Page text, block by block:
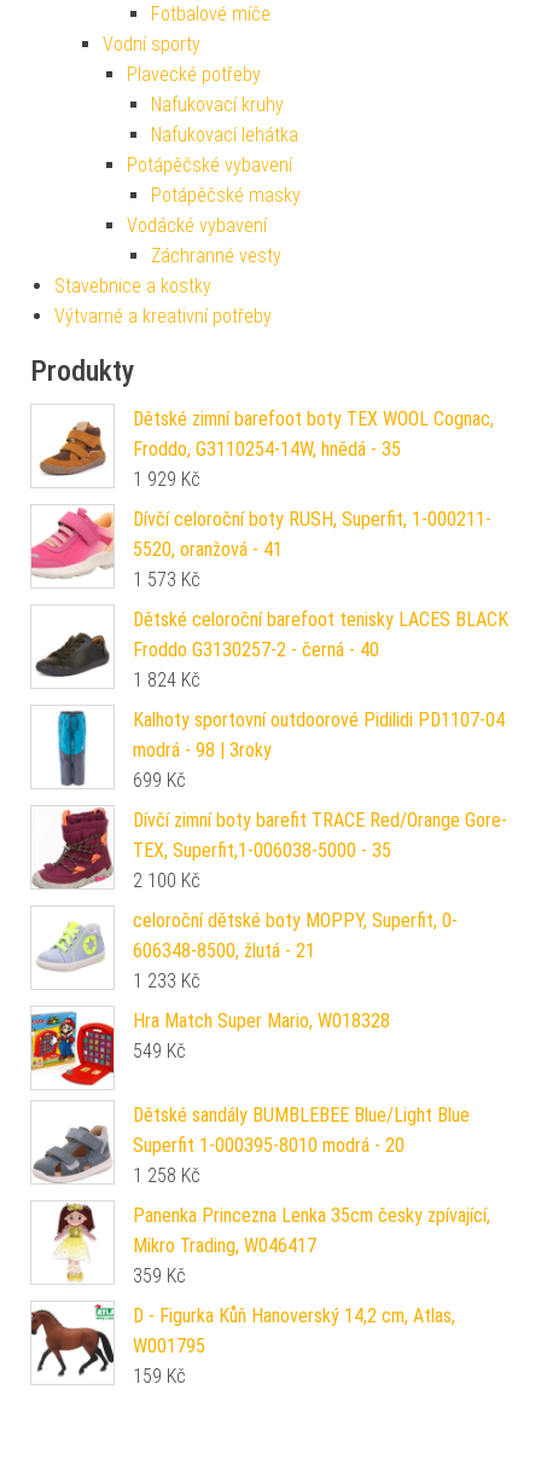
Fotbalové míče
Vodní sporty
Plavecké potřeby
Nafukovací kruhy
Nafukovací lehátka
Potápěčské vybavení
Potápěčské masky
Vodácké vybavení
Záchranné vesty
Stavebnice a kostky
Výtvarné a kreativní potřeby
Produkty
Dětské zimní barefoot boty TEX WOOL Cognac,
Froddo, G3110254-14W, hnědá - 35
1 929 Kč
Dívčí celoroční boty RUSH, Superfit, 1-000211-
5520, oranžová - 41
1 573 Kč
Dětské celoroční barefoot tenisky LACES BLACK
Froddo G3130257-2 - černá - 40
1 824 Kč
Kalhoty sportovní outdoorové Pidilidi PD1107-04
modrá - 98 | 3roky
699 Kč
Dívčí zimní boty barefit TRACE Red/Orange Gore-
TEX, Superfit,1-006038-5000 - 35
2 100 Kč
celoroční dětské boty MOPPY, Superfit, 0-
606348-8500, žlutá - 21
1 233 Kč
Hra Match Super Mario, W018328
549 Kč
Dětské sandály BUMBLEBEE Blue/Light Blue
Superfit 1-000395-8010 modrá - 20
1 258 Kč
Panenka Princezna Lenka 35cm česky zpívající,
Mikro Trading, W046417
359 Kč
D - Figurka Kůň Hanoverský 14,2 cm, Atlas,
W001795
159 Kč